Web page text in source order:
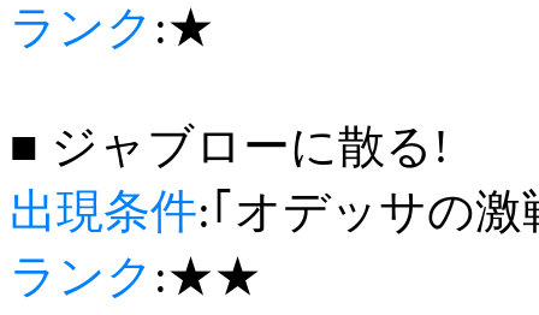
ランク :★
■ ジャブローに散る!
出現条件:｢オデッサの激
ランク :★★